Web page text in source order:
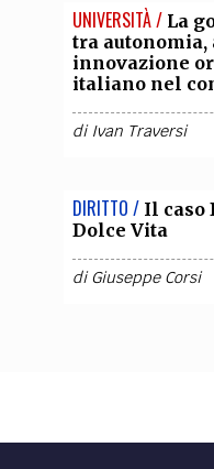
UNIVERSITÀ / La
tra
innovazione
italiano nel
di Ivan Traversi
DIRITTO / Il caso
Dolce Vita
diGiuseppe Corsi